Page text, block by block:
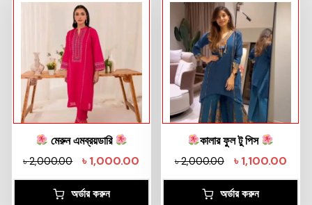
মেরুন এমব্রয়ডারি
৳2,000.00 ৳1,000.00
অর্ডার করুন
কালার ফুল টু পিস
৳2,000.00 ৳1,100.00
অর্ডার করুন